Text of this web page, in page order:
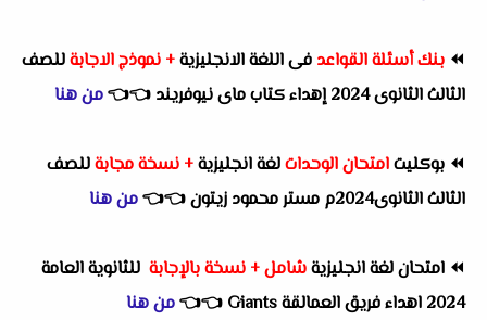
⏪ بنك أسئلة القواعد فى اللغة الانجليزية+ نموذج الاجابةللصف
الثالث الثانوى 2024 إهداء كتاب ماى نيوفريند
👈
👈من هنا
⏪ بوكليتامتحان الوحداتلغة انجليزية+ نسخة مجابةللصف
الثالث الثانوى2024م مستر محمود زيتون
👈
👈من هنا
⏪ امتحان لغة انجليزيةشامل + نسخة بالإجابة للثانوية العامة
2024 اهداء فريق العمالقة Giants
👈
👈من هنا